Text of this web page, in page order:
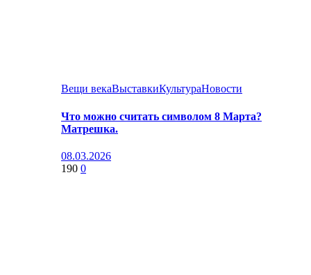
Вещи векаВыставкиКультураНовости
Что можно считать символом 8 Марта?
Матрешка.
08.03.2026
190 0